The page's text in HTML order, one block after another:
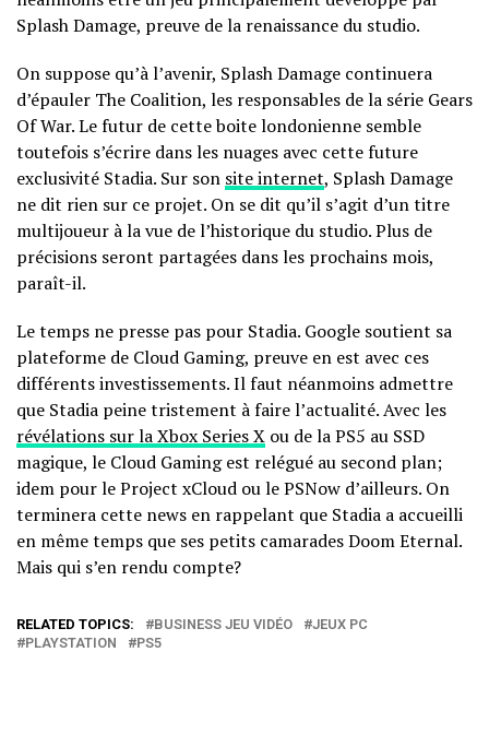
Splash Damage, preuve de la renaissance du studio.
On suppose qu’à l’avenir, Splash Damage continuera
d’épauler The Coalition, les responsables de la série Gears
Of War. Le futur de cette boite londonienne semble
toutefois s’écrire dans les nuages avec cette future
exclusivité Stadia. Sur son site internet, Splash Damage
ne dit rien sur ce projet. On se dit qu’il s’agit d’un titre
multijoueur à la vue de l’historique du studio. Plus de
précisions seront partagées dans les prochains mois,
paraît-il.
Le temps ne presse pas pour Stadia. Google soutient sa
plateforme de Cloud Gaming, preuve en est avec ces
différents investissements. Il faut néanmoins admettre
que Stadia peine tristement à faire l’actualité. Avec les
révélations sur la Xbox Series X ou de la PS5 au SSD
magique, le Cloud Gaming est relégué au second plan;
idem pour le Project xCloud ou le PSNow d’ailleurs. On
terminera cette news en rappelant que Stadia a accueilli
en même temps que ses petits camarades Doom Eternal.
Mais qui s’en rendu compte?
RELATED TOPICS: BUSINESS JEU VIDÉO
JEUX PC
PLAYSTATION
PS5